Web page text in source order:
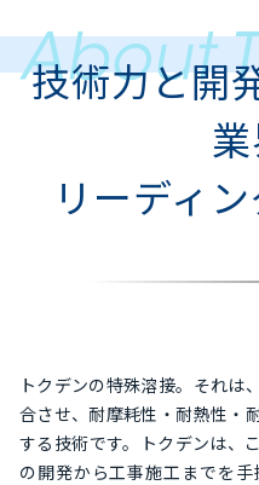
技術力と開
リーディ
トクデンの特殊溶接。それは
合させ、耐摩耗性・耐熱性・
する技術です。トクデンは、
の開発から工事施工までを